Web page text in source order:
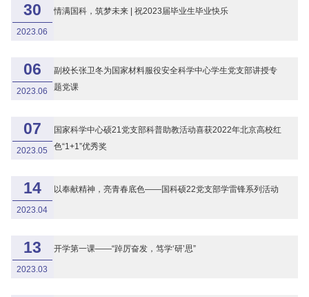
30
2023.06
情满国科，筑梦未来 | 祝2023届毕业生毕业快乐
06
2023.06
副校长张卫冬为国家材料服役安全科学中心学生党支部讲授专
题党课
07
2023.05
国家科学中心硕21党支部科普助教活动喜获2022年北京高校红
色“1+1”优秀奖
14
2023.04
以奉献精神，亮青春底色——国科硕22党支部学雷锋系列活动
13
2023.03
开学第一课——“踔厉奋发，笃学‘研’思”